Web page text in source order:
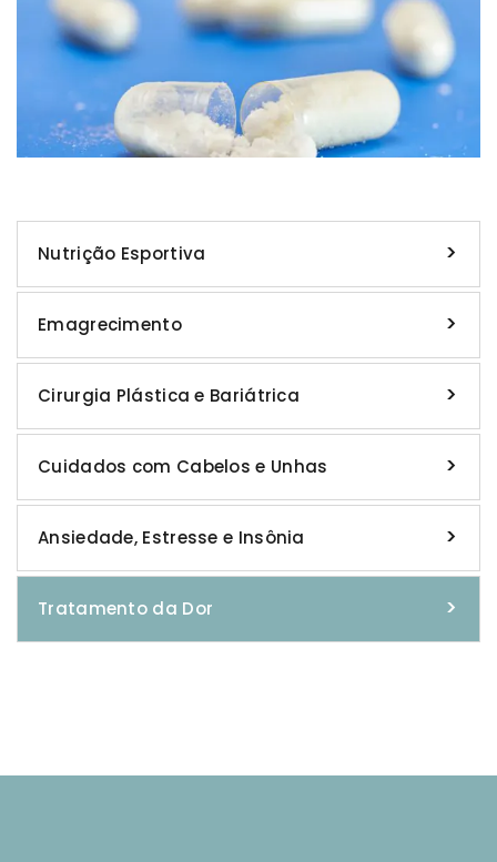
Nutrição Esportiva
Emagrecimento
Cirurgia Plástica e Bariátrica
Cuidados com Cabelos e Unhas
Ansiedade, Estresse e Insônia
Tratamento da Dor